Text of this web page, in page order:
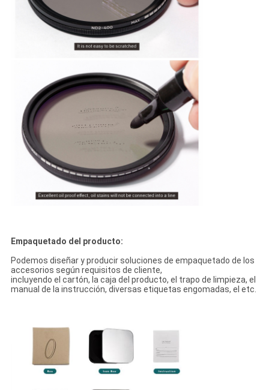
Empaquetado del producto:
Podemos diseñar y producir soluciones de empaquetado de los
accesorios según requisitos de cliente,
incluyendo el cartón, la caja del producto, el trapo de limpieza, el
manual de la instrucción, diversas etiquetas engomadas, el etc.